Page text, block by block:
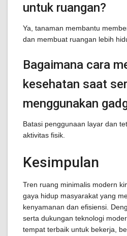
untuk ruangan?
Ya, tanaman membantu
dan membuat ruangan lebih
Bagaimana cara
kesehatan saat
menggunakan
Batasi penggunaan layar dan
aktivitas fisik.
Kesimpulan
Tren ruang minimalis modern
gaya hidup masyarakat yang
kenyamanan dan efisiensi.
serta dukungan teknologi
tempat terbaik untuk bekerja,